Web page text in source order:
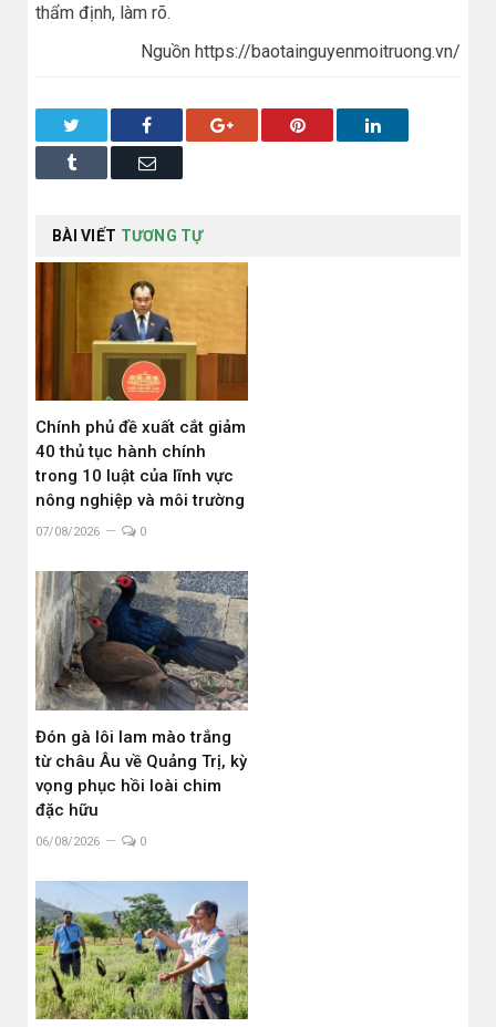
thẩm định, làm rõ.
Nguồn https://baotainguyenmoitruong.vn/
Facebook Google+ Pinterest LinkedIn
Tumblr Email
BÀI VIẾT TƯƠNG TỰ
Chính phủ đề xuất cắt giảm
40 thủ tục hành chính
trong 10 luật của lĩnh vực
nông nghiệp và môi trường
07/08/2026 0
Đón gà lôi lam mào trắng
từ châu Âu về Quảng Trị, kỳ
vọng phục hồi loài chim
đặc hữu
06/08/2026 0